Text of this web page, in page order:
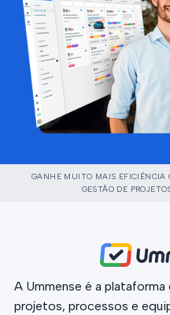
GANHE MUITO MAIS EFICIÊNCIA
GESTÃO DE
A Ummense é a
projetos, processos e